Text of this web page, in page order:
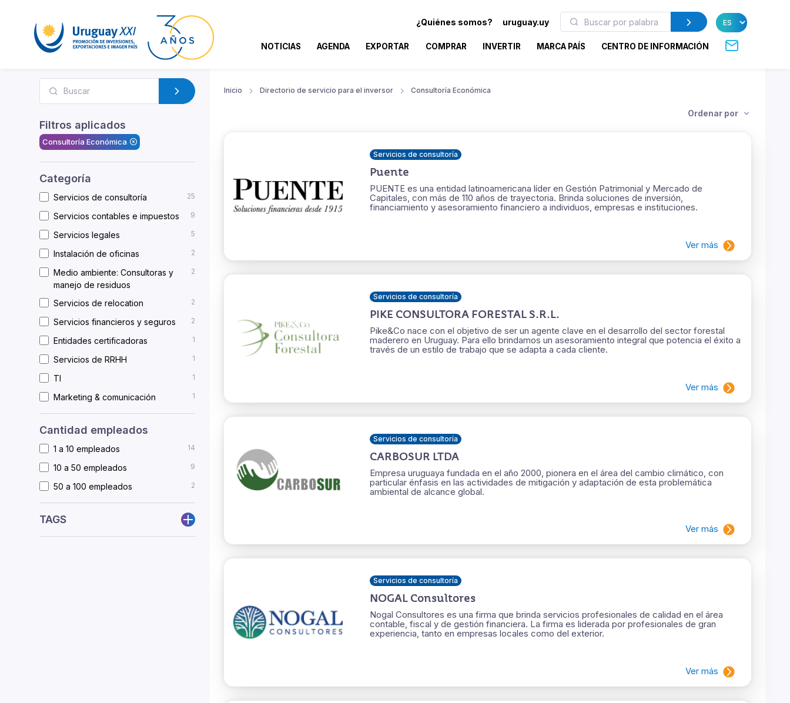
¿Quiénes somos? uruguay.uy
NOTICIAS AGENDA EXPORTAR COMPRAR INVERTIR MARCA PAÍS CENTRO DE INFORMACIÓN
Filtros aplicados
Consultoría Económica
Categoría
Servicios de consultoría 25
Servicios contables e impuestos 9
Servicios legales 5
Instalación de oficinas 2
Medio ambiente: Consultoras y
manejo de residuos
2
Servicios de relocation 2
Servicios financieros y seguros 2
Entidades certificadoras 1
Servicios de RRHH 1
TI 1
Marketing & comunicación 1
Cantidad empleados
1 a 10 empleados 14
10 a 50 empleados 9
50 a 100 empleados 2
TAGS
Inicio Directorio de servicio para el inversor Consultoría Económica
Ordenar por
Servicios de consultoría
Puente
PUENTE es una entidad latinoamericana líder en Gestión Patrimonial y Mercado de
Capitales, con más de 110 años de trayectoria. Brinda soluciones de inversión,
financiamiento y asesoramiento financiero a individuos, empresas e instituciones.
Ver más
Servicios de consultoría
PIKE CONSULTORA FORESTAL S.R.L.
Pike&Co nace con el objetivo de ser un agente clave en el desarrollo del sector forestal
maderero en Uruguay. Para ello brindamos un asesoramiento integral que potencia el éxito a
través de un estilo de trabajo que se adapta a cada cliente.
Ver más
Servicios de consultoría
CARBOSUR LTDA
Empresa uruguaya fundada en el año 2000, pionera en el área del cambio climático, con
particular énfasis en las actividades de mitigación y adaptación de esta problemática
ambiental de alcance global.
Ver más
Servicios de consultoría
NOGAL Consultores
Nogal Consultores es una firma que brinda servicios profesionales de calidad en el área
contable, fiscal y de gestión financiera. La firma es liderada por profesionales de gran
experiencia, tanto en empresas locales como del exterior.
Ver más